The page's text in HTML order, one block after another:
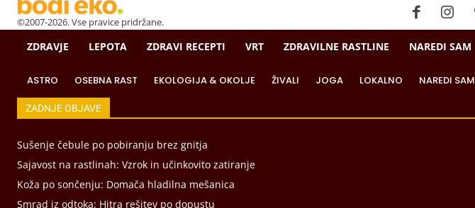
©2007-2026. Vse pravice pridržane.
ZDRAVJE LEPOTA ZDRAVI RECEPTI VRT ZDRAVILNE RASTLINE NAREDI SAM
ASTRO OSEBNA RAST EKOLOGIJA & OKOLJE ŽIVALI JOGA LOKALNO NAREDI SAM
ZADNJE OBJAVE
Sušenje čebule po pobiranju brez gnitja
Sajavost na rastlinah: Vzrok in učinkovito zatiranje
Koža po sončenju: Domača hladilna mešanica
Smrad iz odtoka: Hitra rešitev po dopustu